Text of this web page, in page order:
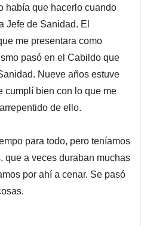
había que hacerlo cuando
Jefe de Sanidad. El
me presentara como
pasó en el Cabildo que
Nueve años estuve
cumplí bien con lo que me
de ello.
para todo, pero teníamos
que a veces duraban muchas
por ahí a cenar. Se pasó